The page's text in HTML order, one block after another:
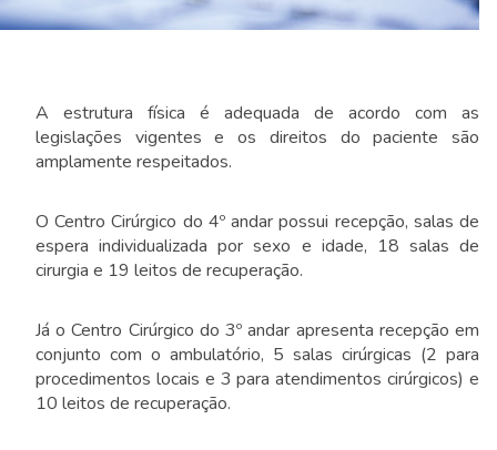
A estrutura física é adequada de acordo com as
legislações vigentes e os direitos do paciente são
amplamente respeitados.
O Centro Cirúrgico do 4º andar possui recepção, salas de
espera individualizada por sexo e idade, 18 salas de
cirurgia e 19 leitos de recuperação.
Já o Centro Cirúrgico do 3º andar apresenta recepção em
conjunto com o ambulatório, 5 salas cirúrgicas (2 para
procedimentos locais e 3 para atendimentos cirúrgicos) e
10 leitos de recuperação.